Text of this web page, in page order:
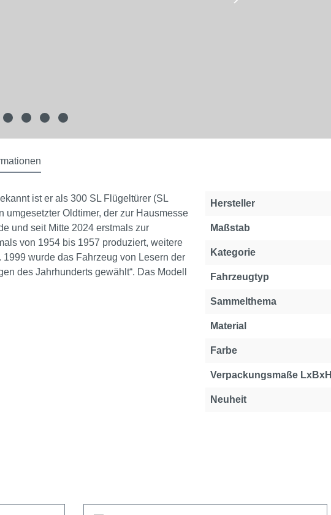
ist er als 300 SL Flügeltürer (SL
umgesetzter Oldtimer, der zur Hausmesse
und seit Mitte 2024 erstmals zur
von 1954 bis 1957 produziert, weitere
wurde das Fahrzeug von Lesern der
des Jahrhunderts gewählt“. Das Modell
Hersteller
Maßstab
Kategorie
Fahrzeugtyp
Sammelthema
Material
Farbe
Verpackungsmaße LxBxH
Neuheit